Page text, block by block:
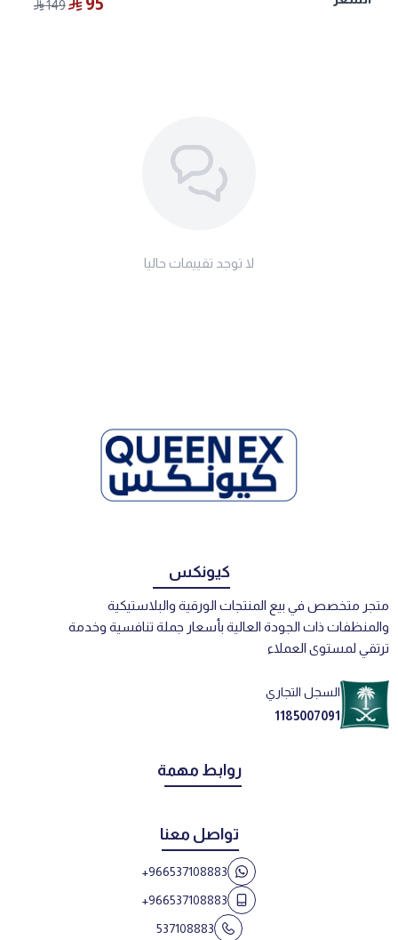
149
لا توجد تقييمات حاليا
كيونكس
متجر متخصص في بيع المنتجات الورقية والبلاستيكية
والمنظفات ذات الجودة العالية بأسعار جملة تنافسية وخدمة
ترتقي لمستوى العملاء
السجل التجاري
1185007091
روابط مهمة
تواصل معنا
+966537108883
+966537108883
537108883